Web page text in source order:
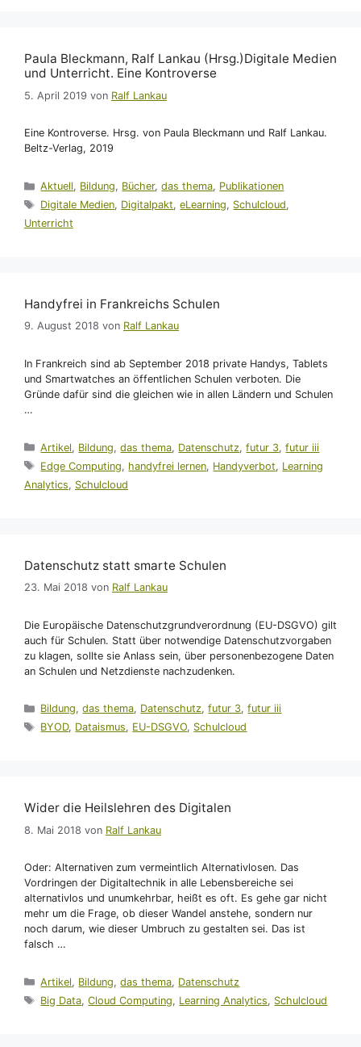
Paula Bleckmann, Ralf Lankau (Hrsg.)Digitale Medien
und Unterricht. Eine Kontroverse
5. April 2019 von Ralf Lankau
Eine Kontroverse. Hrsg. von Paula Bleckmann und Ralf Lankau.
Beltz-Verlag, 2019
Kategorien
Aktuell, Bildung, Bücher,das thema, Publikationen
Schlagwörter
Digitale Medien, Digitalpakt,eLearning, Schulcloud,
Unterricht
Handyfrei in Frankreichs Schulen
9. August 2018 von Ralf Lankau
In Frankreich sind ab September 2018 private Handys, Tablets
und Smartwatches an öffentlichen Schulen verboten. Die
Gründe dafür sind die gleichen wie in allen Ländern und Schulen
…
Kategorien
Artikel, Bildung,das thema, Datenschutz,futur 3,futur iii
Schlagwörter
Edge Computing, handyfrei lernen, Handyverbot, Learning
Analytics, Schulcloud
Datenschutz statt smarte Schulen
23. Mai 2018 von Ralf Lankau
Die Europäische Datenschutzgrundverordnung (EU-DSGVO) gilt
auch für Schulen. Statt über notwendige Datenschutzvorgaben
zu klagen, sollte sie Anlass sein, über personenbezogene Daten
an Schulen und Netzdienste nachzudenken.
Kategorien
Bildung,das thema, Datenschutz,futur 3,futur iii
Schlagwörter
BYOD, Dataismus, EU-DSGVO, Schulcloud
Wider die Heilslehren des Digitalen
8. Mai 2018 von Ralf Lankau
Oder: Alternativen zum vermeintlich Alternativlosen. Das
Vordringen der Digitaltechnik in alle Lebensbereiche sei
alternativlos und unumkehrbar, heißt es oft. Es gehe gar nicht
mehr um die Frage, ob dieser Wandel anstehe, sondern nur
noch darum, wie dieser Umbruch zu gestalten sei. Das ist
falsch …
Kategorien
Artikel, Bildung,das thema, Datenschutz
Schlagwörter
Big Data,Cloud Computing, Learning Analytics, Schulcloud